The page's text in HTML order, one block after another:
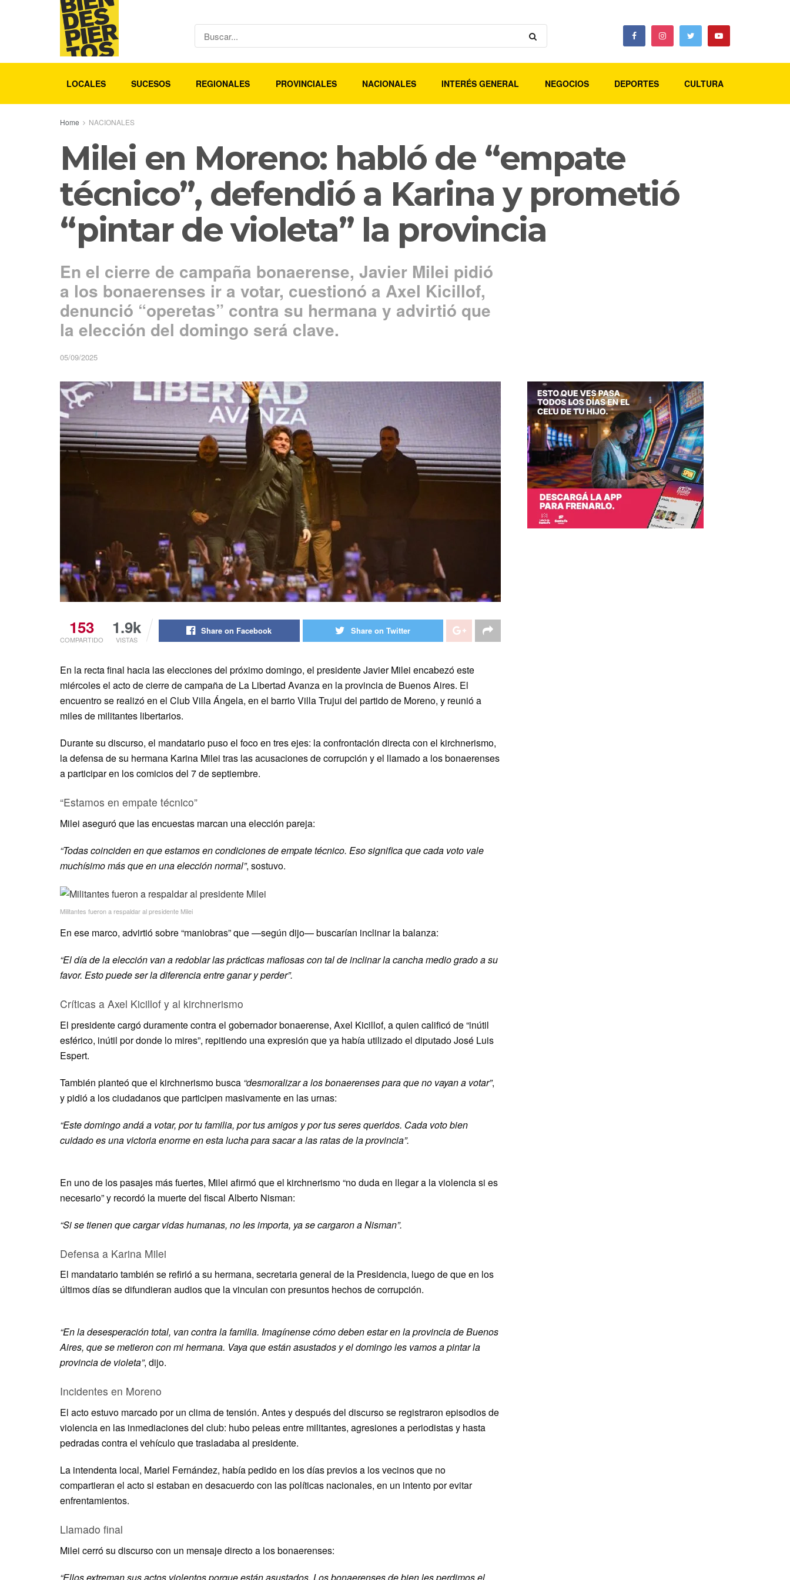
LOCALES SUCESOS REGIONALES PROVINCIALES NACIONALES INTERÉS GENERAL NEGOCIOS DEPORTES CULTURA
Home NACIONALES
Milei en Moreno: habló de “empate
técnico”, defendió a Karina y prometió
“pintar de violeta” la provincia
En el cierre de campaña bonaerense, Javier Milei pidió
a los bonaerenses ir a votar, cuestionó a Axel Kicillof,
denunció “operetas” contra su hermana y advirtió que
la elección del domingo será clave.
05/09/2025
153
COMPARTIDO
1.9k
VISTAS
Share on Facebook Share on Twitter
En la recta final hacia las elecciones del próximo domingo, el presidente Javier Milei encabezó este
miércoles el acto de cierre de campaña de La Libertad Avanza en la provincia de Buenos Aires. El
encuentro se realizó en el Club Villa Ángela, en el barrio Villa Trujui del partido de Moreno, y reunió a
miles de militantes libertarios.
Durante su discurso, el mandatario puso el foco en tres ejes: la confrontación directa con el kirchnerismo,
la defensa de su hermana Karina Milei tras las acusaciones de corrupción y el llamado a los bonaerenses
a participar en los comicios del 7 de septiembre.
“Estamos en empate técnico”
Milei aseguró que las encuestas marcan una elección pareja:
“Todas coinciden en que estamos en condiciones de empate técnico. Eso significa que cada voto vale
muchísimo más que en una elección normal”, sostuvo.
Militantes fueron a respaldar al presidente Milei
En ese marco, advirtió sobre “maniobras” que —según dijo— buscarían inclinar la balanza:
“El día de la elección van a redoblar las prácticas mafiosas con tal de inclinar la cancha medio grado a su
favor. Esto puede ser la diferencia entre ganar y perder”.
Críticas a Axel Kicillof y al kirchnerismo
El presidente cargó duramente contra el gobernador bonaerense, Axel Kicillof, a quien calificó de “inútil
esférico, inútil por donde lo mires”, repitiendo una expresión que ya había utilizado el diputado José Luis
Espert.
También planteó que el kirchnerismo busca “desmoralizar a los bonaerenses para que no vayan a votar”,
y pidió a los ciudadanos que participen masivamente en las urnas:
“Este domingo andá a votar, por tu familia, por tus amigos y por tus seres queridos. Cada voto bien
cuidado es una victoria enorme en esta lucha para sacar a las ratas de la provincia”.
En uno de los pasajes más fuertes, Milei afirmó que el kirchnerismo “no duda en llegar a la violencia si es
necesario” y recordó la muerte del fiscal Alberto Nisman:
“Si se tienen que cargar vidas humanas, no les importa, ya se cargaron a Nisman”.
Defensa a Karina Milei
El mandatario también se refirió a su hermana, secretaria general de la Presidencia, luego de que en los
últimos días se difundieran audios que la vinculan con presuntos hechos de corrupción.
“En la desesperación total, van contra la familia. Imagínense cómo deben estar en la provincia de Buenos
Aires, que se metieron con mi hermana. Vaya que están asustados y el domingo les vamos a pintar la
provincia de violeta”, dijo.
Incidentes en Moreno
El acto estuvo marcado por un clima de tensión. Antes y después del discurso se registraron episodios de
violencia en las inmediaciones del club: hubo peleas entre militantes, agresiones a periodistas y hasta
pedradas contra el vehículo que trasladaba al presidente.
La intendenta local, Mariel Fernández, había pedido en los días previos a los vecinos que no
compartieran el acto si estaban en desacuerdo con las políticas nacionales, en un intento por evitar
enfrentamientos.
Llamado final
Milei cerró su discurso con un mensaje directo a los bonaerenses: